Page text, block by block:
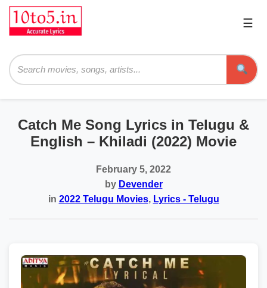
☰
Catch Me Song Lyrics in Telugu &
English – Khiladi (2022) Movie
February 5, 2022
by Devender
in 2022 Telugu Movies, Lyrics - Telugu